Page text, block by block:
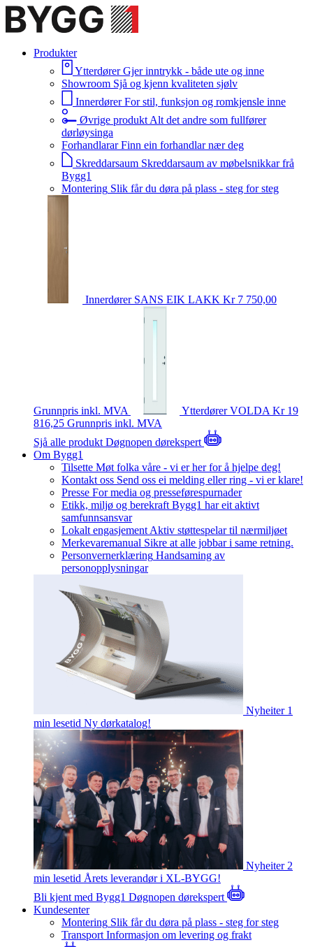
Produkter
Ytterdører Gjer inntrykk - både ute og inne
Showroom Sjå og kjenn kvaliteten sjølv
Innerdører For stil, funksjon og romkjensle inne
Øvrige produkt Alt det andre som fullfører
dørløysinga
Forhandlarar Finn ein forhandlar nær deg
Skreddarsaum Skreddarsaum av møbelsnikkar frå
Bygg1
Montering Slik får du døra på plass - steg for steg
Innerdører SANS EIK LAKK Kr 7 750,00
Grunnpris inkl. MVA YtterdørerVOLDA Kr 19
816,25 Grunnpris inkl. MVA
Sjå alle produkt Døgnopen dørekspert
Om Bygg1
Tilsette Møt folka våre - vi er her for å hjelpe deg!
Kontakt oss Send oss ei melding eller ring - vi er klare!
Presse For media og presseførespurnader
Etikk, miljø og berekraft Bygg1 har eit aktivt
samfunnsansvar
Lokalt engasjement Aktiv støttespelar til nærmiljøet
Merkevaremanual Sikre at alle jobbar i same retning.
Personvernerklæring Handsaming av
personopplysningar
Nyheiter 1
min lesetid Ny dørkatalog!
Nyheiter 2
min lesetid Årets leverandør i XL-BYGG!
Bli kjent med Bygg1 Døgnopen dørekspert
Kundesenter
Montering Slik får du døra på plass - steg for steg
Transport Informasjon om levering og frakt